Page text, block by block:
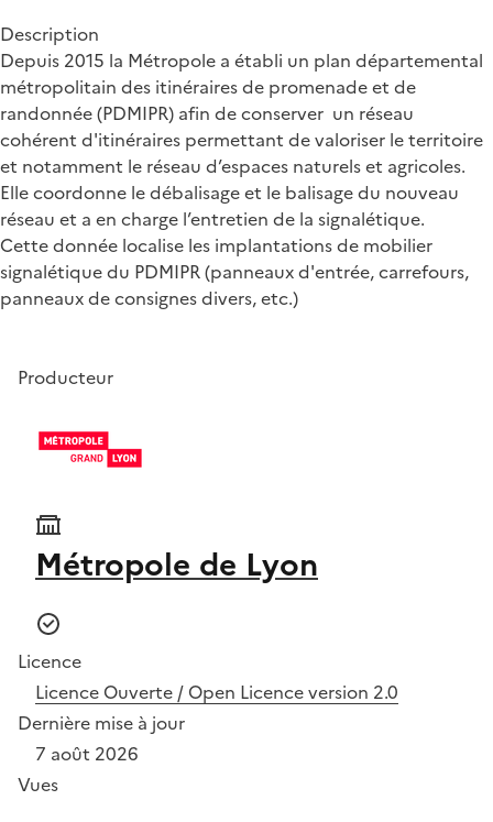
Description
Depuis 2015 la Métropole a établi un plan départemental
métropolitain des itinéraires de promenade et de
randonnée (PDMIPR) afin de conserver un réseau
cohérent d'itinéraires permettant de valoriser le territoire
et notamment le réseau d’espaces naturels et agricoles.
Elle coordonne le débalisage et le balisage du nouveau
réseau et a en charge l’entretien de la signalétique.
Cette donnée localise les implantations de mobilier
signalétique du PDMIPR (panneaux d'entrée, carrefours,
panneaux de consignes divers, etc.)
Producteur
Métropole de Lyon
Licence
Licence Ouverte / Open Licence version 2.0
Dernière mise à jour
7 août 2026
Vues